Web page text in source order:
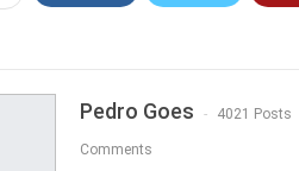
Pedro Goes 4021 Posts
Comments